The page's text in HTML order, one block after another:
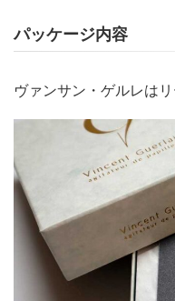
パッケージ内容
ヴァンサン・ゲルレは